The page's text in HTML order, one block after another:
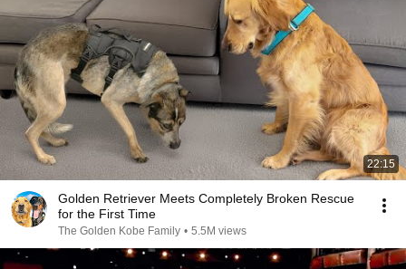
22:15
Golden Retriever Meets Completely Broken Rescue
for the First Time
The Golden Kobe Family • 5.5M views